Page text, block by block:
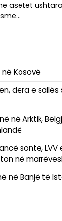
asetet
Kosovë
dera e sallës
në Arktik,
sonte, LVV
në
në Banjë të